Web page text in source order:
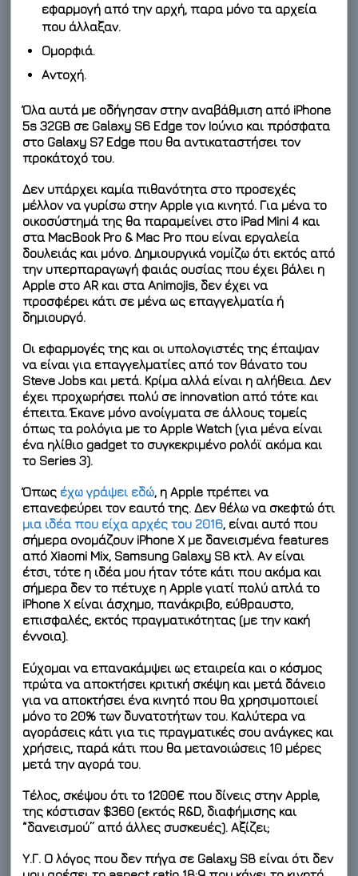
εφαρμογή από την αρχή, παρα μόνο τα αρχεία
που άλλαξαν.
Ομορφιά.
Αντοχή.
Όλα αυτά με οδήγησαν στην αναβάθμιση από iPhone
5s 32GB σε Galaxy S6 Edge τον Ιούνιο και πρόσφατα
στο Galaxy S7 Edge που θα αντικαταστήσει τον
προκάτοχό του.
Δεν υπάρχει καμία πιθανότητα στο προσεχές
μέλλον να γυρίσω στην Apple για κινητό. Για μένα το
οικοσύστημά της θα παραμείνει στο iPad Mini 4 και
στα MacBook Pro & Mac Pro που είναι εργαλεία
δουλειάς και μόνο. Δημιουργικά νομίζω ότι εκτός από
την υπερπαραγωγή φαιάς ουσίας που έχει βάλει η
Apple στο AR και στα Animojis, δεν έχει να
προσφέρει κάτι σε μένα ως επαγγελματία ή
δημιουργό.
Οι εφαρμογές της και οι υπολογιστές της έπαψαν
να είναι για επαγγελματίες από τον θάνατο του
Steve Jobs και μετά. Κρίμα αλλά είναι η αλήθεια. Δεν
έχει προχωρήσει πολύ σε innovation από τότε και
έπειτα. Έκανε μόνο ανοίγματα σε άλλους τομείς
όπως τα ρολόγια με το Apple Watch (για μένα είναι
ένα ηλίθιο gadget το συγκεκριμένο ρολόϊ ακόμα και
το Series 3).
Όπως έχω γράψει εδώ, η Apple πρέπει να
επανεφεύρει τον εαυτό της. Δεν θέλω να σκεφτώ ότι
μια ιδέα που είχα αρχές του 2016, είναι αυτό που
σήμερα ονομάζουν iPhone X με δανεισμένα features
από Xiaomi Mix, Samsung Galaxy S8 κτλ. Αν είναι
έτσι, τότε η ιδέα μου ήταν τότε κάτι που ακόμα και
σήμερα δεν το πέτυχε η Apple γιατί πολύ απλά το
iPhone X είναι άσχημο, πανάκριβο, εύθραυστο,
επισφαλές, εκτός πραγματικότητας (με την κακή
έννοια).
Εύχομαι να επανακάμψει ως εταιρεία και ο κόσμος
πρώτα να αποκτήσει κριτική σκέψη και μετά δάνειο
για να αποκτήσει ένα κινητό που θα χρησιμοποιεί
μόνο το 20% των δυνατοτήτων του. Καλύτερα να
αγοράσεις κάτι για τις πραγματικές σου ανάγκες και
χρήσεις, παρά κάτι που θα μετανοιώσεις 10 μέρες
μετά την αγορά του.
Τέλος, σκέψου ότι το 1200€ που δίνεις στην Apple,
της κόστισαν $360 (εκτός R&D, διαφήμισης και
“δανεισμού” από άλλες συσκευές). Αξίζει;
Υ.Γ. Ο λόγος που δεν πήγα σε Galaxy S8 είναι ότι δεν